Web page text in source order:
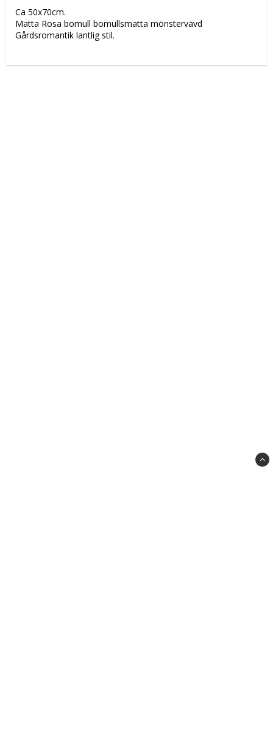
Ca 50x70cm.
Matta Rosa bomull bomullsmatta mönstervävd
Gårdsromantik lantlig stil.